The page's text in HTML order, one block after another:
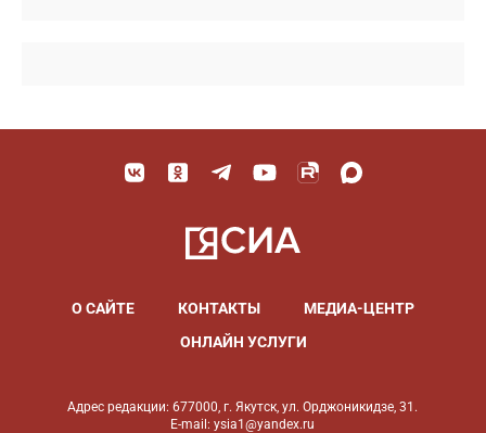
О САЙТЕ КОНТАКТЫ
МЕДИА-ЦЕНТР
ОНЛАЙН УСЛУГИ
Адрес редакции: 677000, г. Якутск, ул. Орджоникидзе, 31.
E-mail: ysia1@yandex.ru